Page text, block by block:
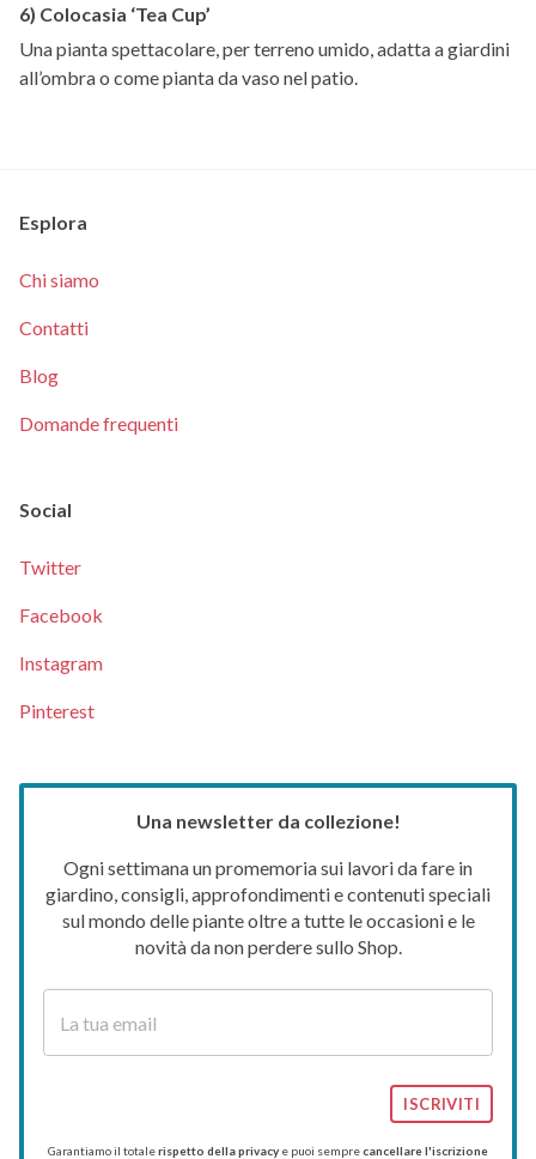
6) Colocasia ‘Tea Cup’
Una pianta spettacolare, per terreno umido, adatta a giardini
all’ombra o come pianta da vaso nel patio.
Esplora
Chi siamo
Contatti
Blog
Domande frequenti
Social
Twitter
Facebook
Instagram
Pinterest
Una newsletter da collezione!
Ogni settimana un promemoria sui lavori da fare in
giardino, consigli, approfondimenti e contenuti speciali
sul mondo delle piante oltre a tutte le occasioni e le
novità da non perdere sullo Shop.
ISCRIVITI
Garantiamo il totalerispetto della privacy e puoi semprecancellare l'iscrizione